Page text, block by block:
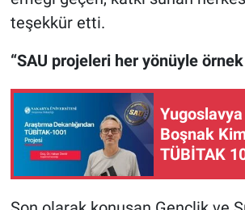
teşekkür etti.
“SAU projeleri her yönüyle
Boşnak
TÜBİTAK